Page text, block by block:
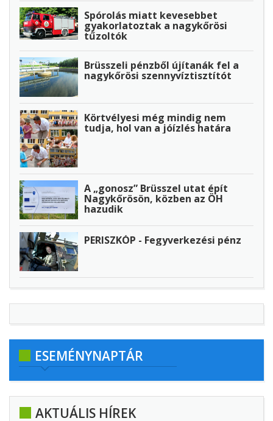
Spórolás miatt kevesebbet
gyakorlatoztak a nagykőrösi
tűzoltók
Brüsszeli pénzből újítanák fel a
nagykőrösi szennyvíztisztítót
Körtvélyesi még mindig nem
tudja, hol van a jóízlés határa
A „gonosz” Brüsszel utat épít
Nagykőrösön, közben az ÖH
hazudik
PERISZKÓP - Fegyverkezési pénz
ESEMÉNYNAPTÁR
AKTUÁLIS HÍREK